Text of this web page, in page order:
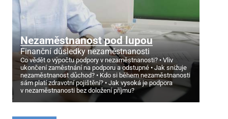
Nezaměstnanost pod lupou
Finanční důsledky nezaměstnanosti
Co vědět o výpočtu podpory v nezaměstnanosti?
Vliv
ukončení zaměstnání na podporu a odstupné
Jak snižuje
nezaměstnanost důchod?
Kdo si během nezaměstnanosti
sám platí zdravotní pojištění?
Jak vysoká je podpora
v nezaměstnanosti bez doložení příjmu?